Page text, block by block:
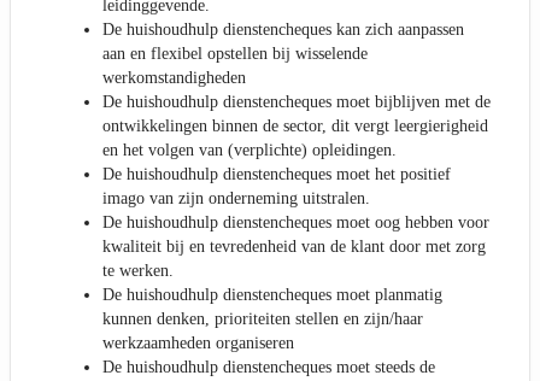
leidinggevende.
De huishoudhulp dienstencheques kan zich aanpassen
aan en flexibel opstellen bij wisselende
werkomstandigheden
De huishoudhulp dienstencheques moet bijblijven met de
ontwikkelingen binnen de sector, dit vergt leergierigheid
en het volgen van (verplichte) opleidingen.
De huishoudhulp dienstencheques moet het positief
imago van zijn onderneming uitstralen.
De huishoudhulp dienstencheques moet oog hebben voor
kwaliteit bij en tevredenheid van de klant door met zorg
te werken.
De huishoudhulp dienstencheques moet planmatig
kunnen denken, prioriteiten stellen en zijn/haar
werkzaamheden organiseren
De huishoudhulp dienstencheques moet steeds de